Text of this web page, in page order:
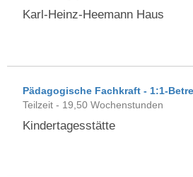
Karl-Heinz-Heemann Haus
Pädagogische Fachkraft - 1:1-
Teilzeit - 19,50 Wochenstunden
Kindertagesstätte